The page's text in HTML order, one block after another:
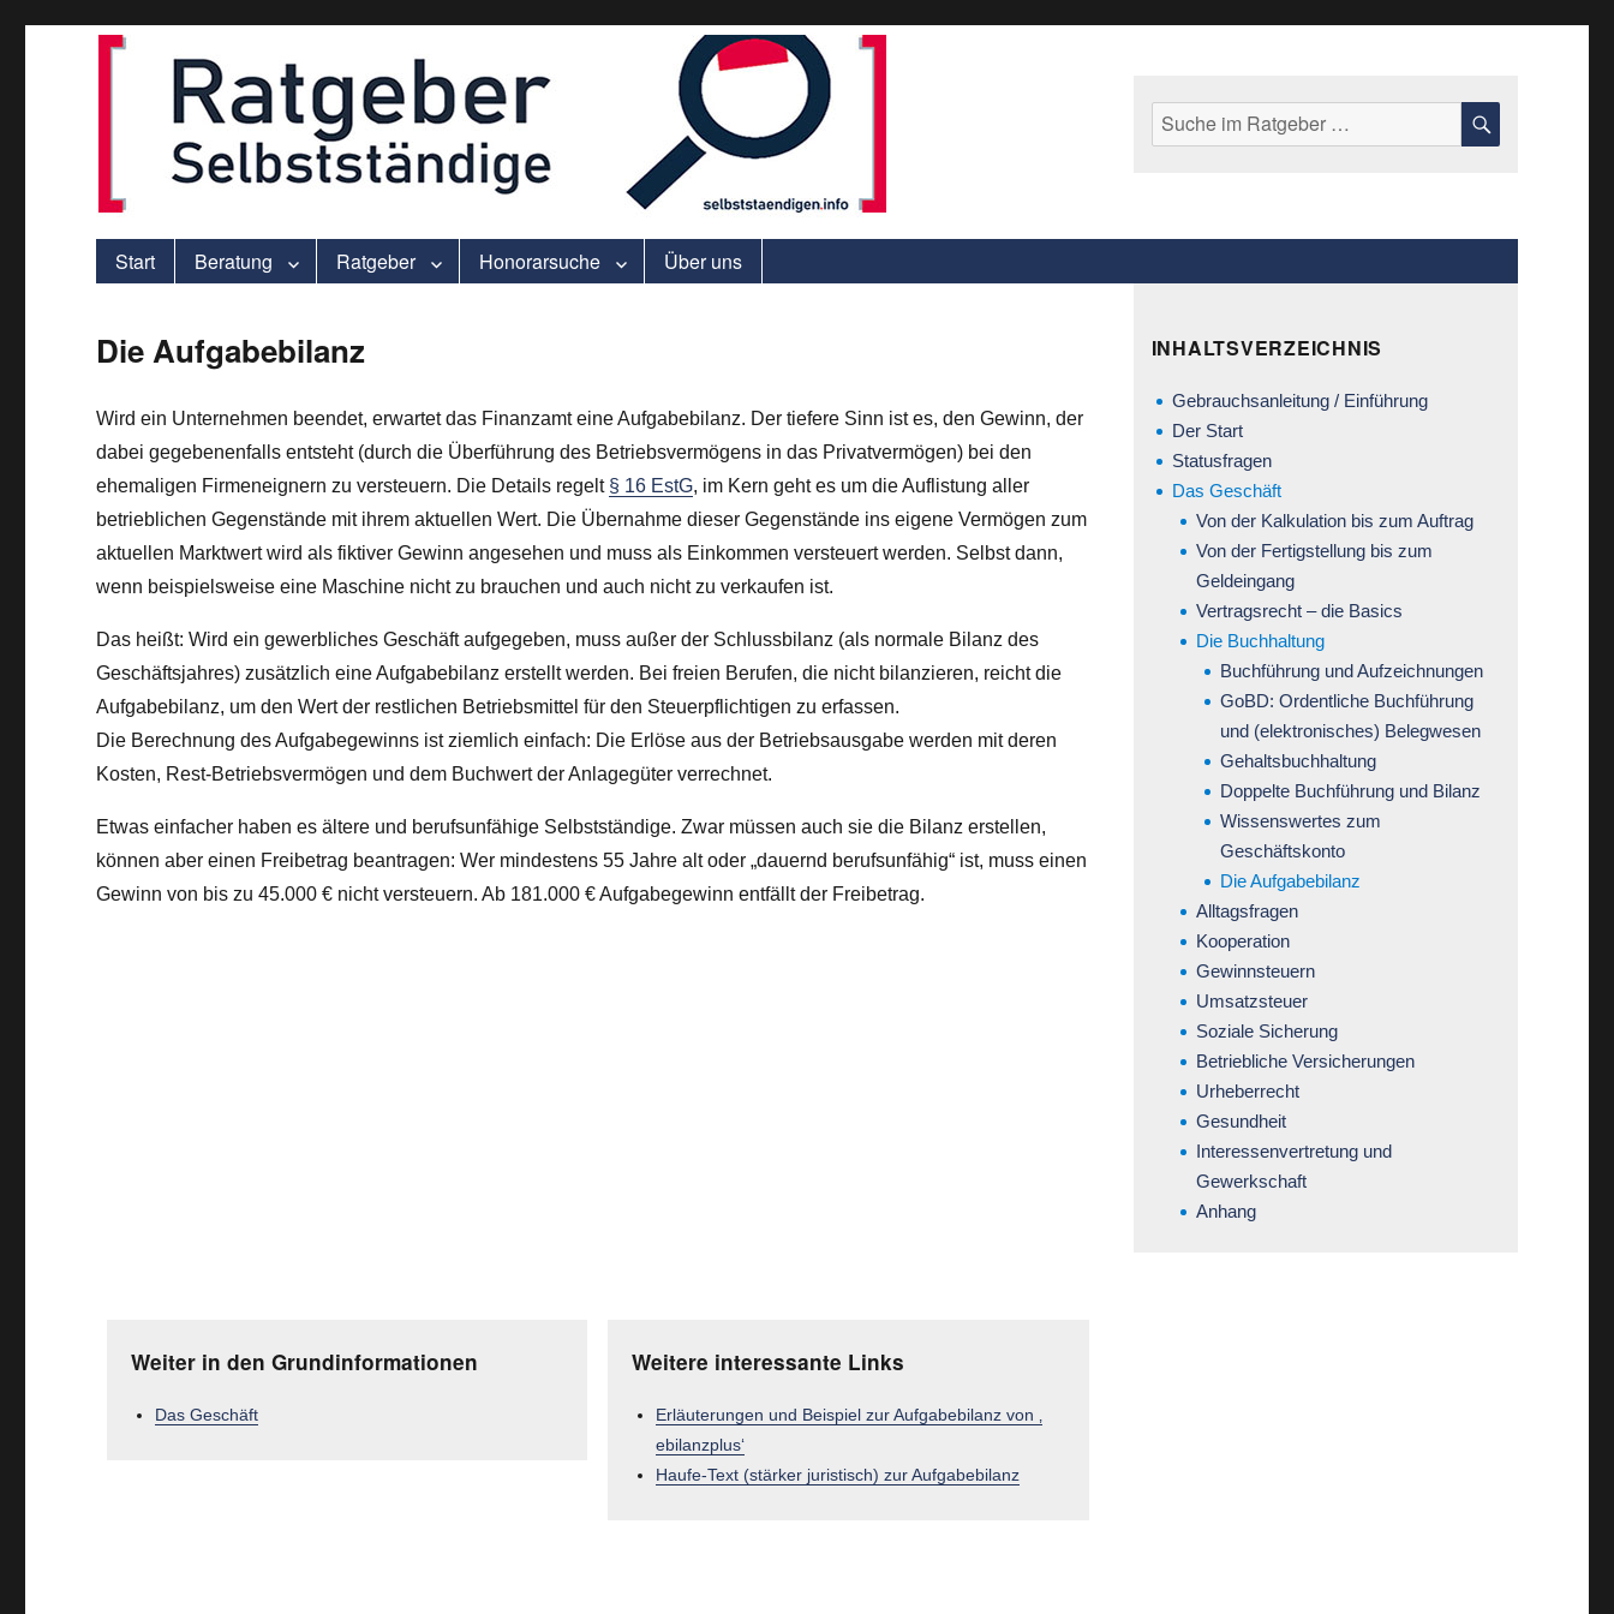
selbststaendigen.info
ver.di-Beratung für Solo-Selbstständige – praxisnah und individuell.
Suche
nach:
Start Beratung Ratgeber Honorarsuche Über uns
Die Aufgabebilanz
Wird ein Unternehmen beendet, erwartet das Finanzamt eine Aufgabebilanz. Der tiefere Sinn ist es, den Gewinn, der
dabei gegebenenfalls entsteht (durch die Überführung des Betriebsvermögens in das Privatvermögen) bei den
ehemaligen Firmeneignern zu versteuern. Die Details regelt § 16 EstG, im Kern geht es um die Auflistung aller
betrieblichen Gegenstände mit ihrem aktuellen Wert. Die Übernahme dieser Gegenstände ins eigene Vermögen zum
aktuellen Marktwert wird als fiktiver Gewinn angesehen und muss als Einkommen versteuert werden. Selbst dann,
wenn beispielsweise eine Maschine nicht zu brauchen und auch nicht zu verkaufen ist.
Das heißt: Wird ein gewerbliches Geschäft aufgegeben, muss außer der Schlussbilanz (als normale Bilanz des
Geschäftsjahres) zusätzlich eine Aufgabebilanz erstellt werden. Bei freien Berufen, die nicht bilanzieren, reicht die
Aufgabebilanz, um den Wert der restlichen Betriebsmittel für den Steuerpflichtigen zu erfassen.
Die Berechnung des Aufgabegewinns ist ziemlich einfach: Die Erlöse aus der Betriebsausgabe werden mit deren
Kosten, Rest-Betriebsvermögen und dem Buchwert der Anlagegüter verrechnet.
Etwas einfacher haben es ältere und berufsunfähige Selbstständige. Zwar müssen auch sie die Bilanz erstellen,
können aber einen Freibetrag beantragen: Wer mindestens 55 Jahre alt oder „dauernd berufsunfähig“ ist, muss einen
Gewinn von bis zu 45.000 € nicht versteuern. Ab 181.000 € Aufgabegewinn entfällt der Freibetrag.
Weiter in den Grundinformationen
Das Geschäft
Weitere interessante Links
Erläuterungen und Beispiel zur Aufgabebilanz von ‚
ebilanzplus‘
Haufe-Text (stärker juristisch) zur Aufgabebilanz
INHALTSVERZEICHNIS
Gebrauchsanleitung / Einführung
Der Start
Statusfragen
Das Geschäft
Von der Kalkulation bis zum Auftrag
Von der Fertigstellung bis zum
Geldeingang
Vertragsrecht – die Basics
Die Buchhaltung
Buchführung und Aufzeichnungen
GoBD: Ordentliche Buchführung
und (elektronisches) Belegwesen
Gehaltsbuchhaltung
Doppelte Buchführung und Bilanz
Wissenswertes zum
Geschäftskonto
Die Aufgabebilanz
Alltagsfragen
Kooperation
Gewinnsteuern
Umsatzsteuer
Soziale Sicherung
Betriebliche Versicherungen
Urheberrecht
Gesundheit
Interessenvertretung und
Gewerkschaft
Anhang